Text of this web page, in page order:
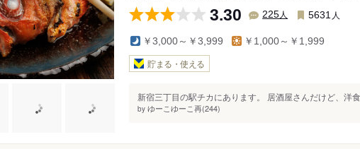
3.30 225人 5631 人
￥3,000～￥3,999 ￥1,000～￥1,999
貯まる・使える
新宿三丁目の駅チカにあります。 居酒屋さんだけど、洋
by ゆーこゆーこ再(244)